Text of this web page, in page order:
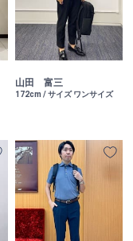
山田 富三
172cm / サイズ ワンサイズ